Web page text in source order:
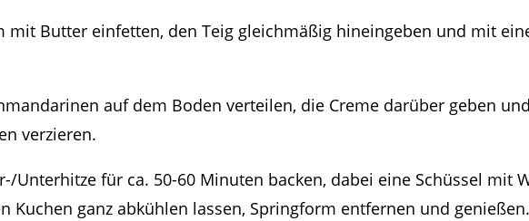
mit Butter einfetten, den Teig gleichmäßig hineingeben und mit
auf dem Boden verteilen, die Creme darüber geben
verzieren.
Unterhitze für ca. 50-60 Minuten backen, dabei eine Schüssel mit
Kuchen ganz abkühlen lassen, Springform entfernen und genießen.